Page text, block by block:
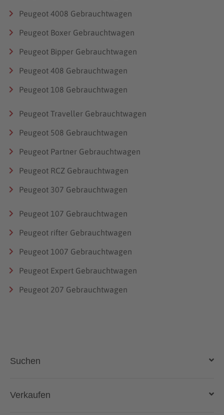
Peugeot 4008 Gebrauchtwagen
Peugeot Boxer Gebrauchtwagen
Peugeot Bipper Gebrauchtwagen
Peugeot 408 Gebrauchtwagen
Peugeot 108 Gebrauchtwagen
Peugeot Traveller Gebrauchtwagen
Peugeot 508 Gebrauchtwagen
Peugeot Partner Gebrauchtwagen
Peugeot RCZ Gebrauchtwagen
Peugeot 307 Gebrauchtwagen
Peugeot 107 Gebrauchtwagen
Peugeot rifter Gebrauchtwagen
Peugeot 1007 Gebrauchtwagen
Peugeot Expert Gebrauchtwagen
Peugeot 207 Gebrauchtwagen
Suchen
Auto kaufen
Verkaufen